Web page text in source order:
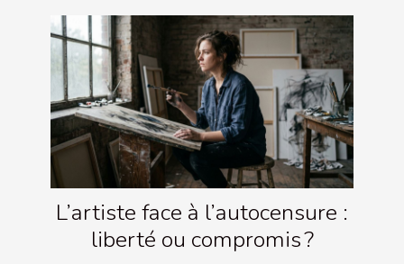
L’artiste face à l’autocensure :
liberté ou compromis ?